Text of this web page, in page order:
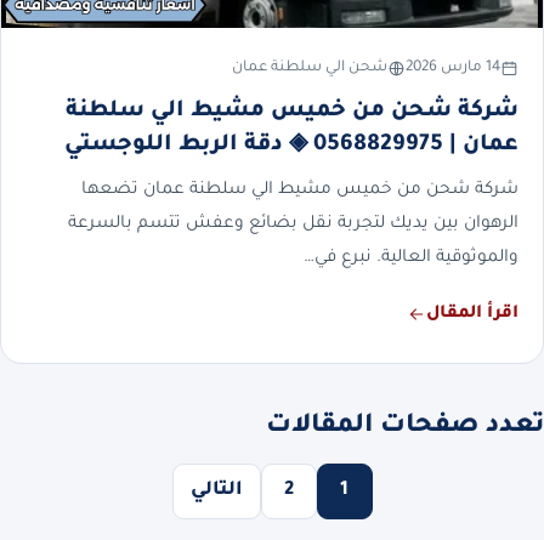
14 مارس 2026 شحن الي سلطنة عمان
شركة شحن من خميس مشيط الي سلطنة
عمان | 0568829975 ◈ دقة الربط اللوجستي
شركة شحن من خميس مشيط الي سلطنة عمان تضعها
الرهوان بين يديك لتجربة نقل بضائع وعفش تتسم بالسرعة
والموثوقية العالية. نبرع في…
اقرأ المقال
تعدد صفحات المقالات
1
2 التالي